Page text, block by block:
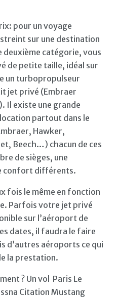
pour un voyage
sur une destination
catégorie, vous
de petite taille, idéal sur
un turbopropulseur
jet privé (Embraer
Il existe une grande
partout dans le
Hawker,
Beech…) chacun de ces
de sièges, une
confort différents.
fois le même en fonction
Parfois votre jet privé
sur l’aéroport de
dates, il faudra le faire
d’autres aéroports ce qui
la prestation.
? Un vol Paris Le
Citation Mustang